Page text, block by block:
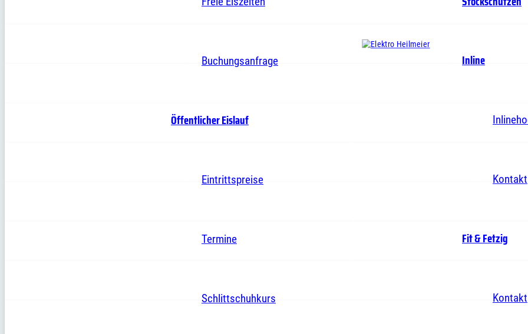
Inline
Kontakt
Fit & Fetzig
Kontakt
Buchungsanfrage
Öffentlicher Eislauf
Eintrittspreise
Termine
Schlittschuhkurs